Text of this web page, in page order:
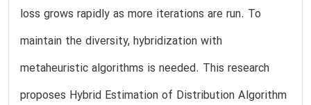
loss grows rapidly as more iterations are run. To
maintain the diversity, hybridization with
metaheuristic algorithms is needed. This research
proposes Hybrid Estimation of Distribution Algorithm